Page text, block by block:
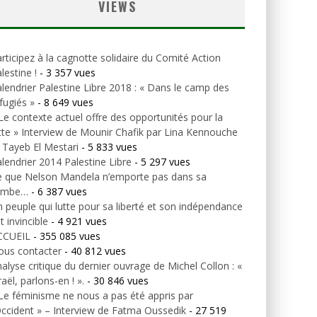
VIEWS
à la cagnotte solidaire du Comité Action
! - 3 357 vues
Palestine Libre 2018 : « Dans le camp des
» - 8 649 vues
contexte actuel offre des opportunités pour la
» Interview de Mounir Chafik par Lina Kennouche
El Mestari - 5 833 vues
2014 Palestine Libre - 5 297 vues
que Nelson Mandela n’emporte pas dans sa
- 6 387 vues
peuple qui lutte pour sa liberté et son indépendance
invincible - 4 921 vues
- 355 085 vues
contacter - 40 812 vues
critique du dernier ouvrage de Michel Collon : «
parlons-en ! ». - 30 846 vues
féminisme ne nous a pas été appris par
» – Interview de Fatma Oussedik - 27 519